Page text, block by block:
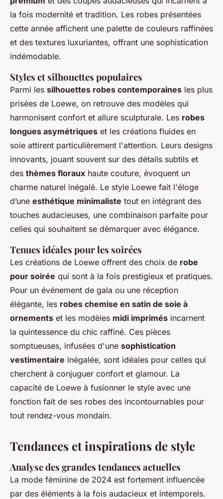
la fois modernité et tradition. Les robes présentées
cette année affichent une palette de couleurs raffinées
et des textures luxuriantes, offrant une sophistication
indémodable.
Styles et silhouettes populaires
Parmi les silhouettes robes contemporaines les plus
prisées de Loewe, on retrouve des modèles qui
harmonisent confort et allure sculpturale. Les robes
longues asymétriques et les créations fluides en
soie attirent particulièrement l'attention. Leurs designs
innovants, jouant souvent sur des détails subtils et
des thèmes floraux haute couture, évoquent un
charme naturel inégalé. Le style Loewe fait l'éloge
d’une esthétique minimaliste tout en intégrant des
touches audacieuses, une combinaison parfaite pour
celles qui souhaitent se démarquer avec élégance.
Tenues idéales pour les soirées
Les créations de Loewe offrent des choix de robe
pour soirée qui sont à la fois prestigieux et pratiques.
Pour un événement de gala ou une réception
élégante, les robes chemise en satin de soie à
ornements et les modèles midi imprimés incarnent
la quintessence du chic raffiné. Ces pièces
somptueuses, infusées d'une sophistication
vestimentaire inégalée, sont idéales pour celles qui
cherchent à conjuguer confort et glamour. La
capacité de Loewe à fusionner le style avec une
fonction fait de ses robes des incontournables pour
tout rendez-vous mondain.
Tendances et inspirations de style
Analyse des grandes tendances actuelles
La mode féminine de 2024 est fortement influencée
par des éléments à la fois audacieux et intemporels.